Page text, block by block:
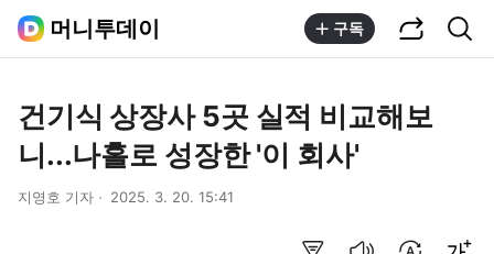
머니투데이 구독
건기식 상장사 5곳 실적 비교해보
니...나홀로 성장한 '이 회사'
지영호 기자 2025. 3. 20. 15:41